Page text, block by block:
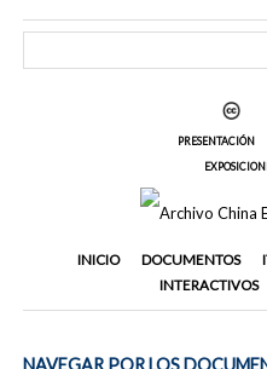
PRESENTACIÓN
INICIO DOCUMENTOS
INTERACTIVOS
NAVEGAR POR LOS